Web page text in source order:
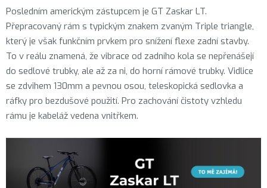
Posledním americkým zástupcem je GT Zaskar LT.
Přepracovaný rám s typickým znakem zvaným Triple triangle,
který je však funkčním prvkem pro snížení flexe zadní stavby.
To v reálu znamená, že vibrace od zadního kola se nepřenášejí
do sedlové trubky, ale až za ni, do horní rámové trubky. Vidlice
se zdvihem 130mm a pevnou osou, teleskopická sedlovka a
ráfky pro bezdušové použití. Pro zachování čistoty vzhledu
rámu je kabeláž vedena vnitřkem.